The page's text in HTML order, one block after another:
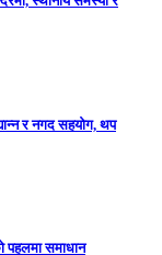
र नगद सहयोग, थप
पहलमा समाधान